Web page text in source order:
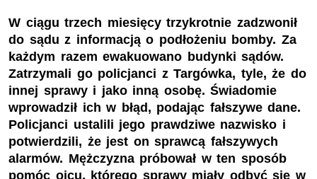
W ciągu trzech miesięcy trzykrotnie zadzwonił
do sądu z informacją o podłożeniu bomby. Za
każdym razem ewakuowano budynki sądów.
Zatrzymali go policjanci z Targówka, tyle, że do
innej sprawy i jako inną osobę. Świadomie
wprowadził ich w błąd, podając fałszywe dane.
Policjanci ustalili jego prawdziwe nazwisko i
potwierdzili, że jest on sprawcą fałszywych
alarmów. Mężczyzna próbował w ten sposób
pomóc ojcu, którego sprawy miały odbyć się w